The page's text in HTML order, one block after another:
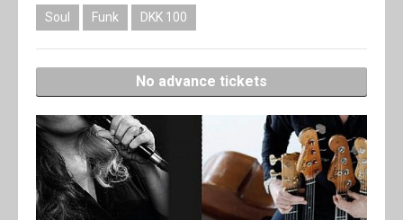
SHOP
Soul Funk DKK 100
No advance tickets